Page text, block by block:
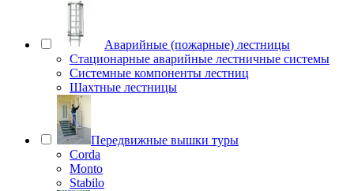
Аварийные (пожарные) лестницы
Стационарные аварийные лестничные системы
Системные компоненты лестниц
Шахтные лестницы
Передвижные вышки туры
Corda
Monto
Stabilo